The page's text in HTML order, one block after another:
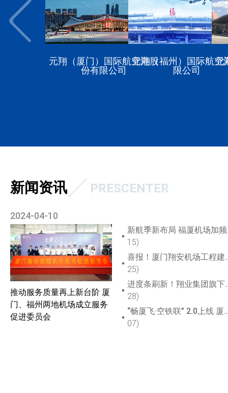
元翔（厦门）国际航空港股
份有限公司
元翔（福州）国际航空
限公司
元
新闻资讯 PRESCENTER
2024-04-10
推动服务质量再上新台阶 厦
门、福州两地机场成立服务
促进委员会
新航季
15)
喜报！厦门翔安机场
25)
进度条刷新！翔业集团
28)
“畅厦飞·空铁联” 2.0上线
07)